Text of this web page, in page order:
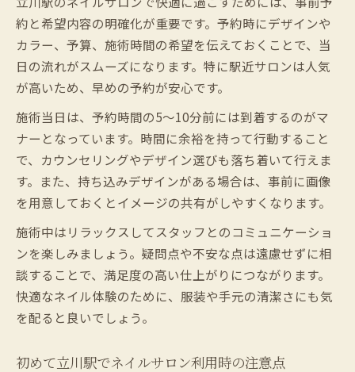
ネイルサロン初心者におすすめの立川駅周
辺の探し方
約と希望内容の明確化が重要です。予約時にデザインや
カラー、予算、施術時間の希望を伝えておくことで、当
日の流れがスムーズになります。特に駅近サロンは人気
が高いため、早めの予約が安心です。
施術当日は、予約時間の5～10分前には到着するのがマ
ナーとなっています。時間に余裕を持って行動すること
で、カウンセリングやデザイン選びも落ち着いて行えま
す。また、持ち込みデザインがある場合は、事前に画像
を用意しておくとイメージの共有がしやすくなります。
施術中はリラックスしてスタッフとのコミュニケーショ
ンを楽しみましょう。疑問点や不安な点は遠慮せずに相
談することで、満足度の高い仕上がりにつながります。
快適なネイル体験のために、服装や手元の清潔さにも気
を配ると良いでしょう。
初めて立川駅でネイルサロン利用時の注意点